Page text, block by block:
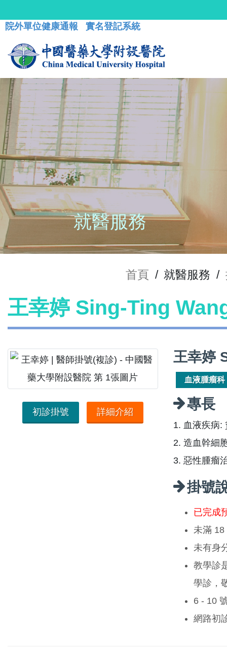
院外單位健康通報 實名登記系統
就醫服務
首頁 / 就醫服務 /
王幸婷 Sing-Ting
初診掛號 詳細介紹
王幸婷
血液腫瘤科
專長
1. 血液疾病:
2. 造血幹細
3. 惡性腫瘤
掛號
已完成
未滿 18
未有身
教學診
學診，
6 - 10
網路初